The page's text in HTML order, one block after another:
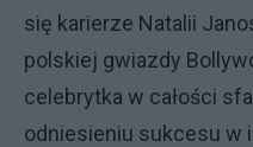
się karierze Natalii
polskiej gwiazdy
celebrytka w całości
odniesieniu sukcesu w